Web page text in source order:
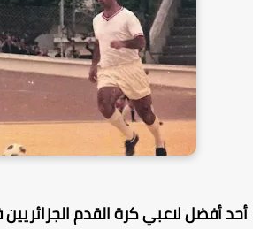
أفضل لاعبي كرة القدم الجزائريين